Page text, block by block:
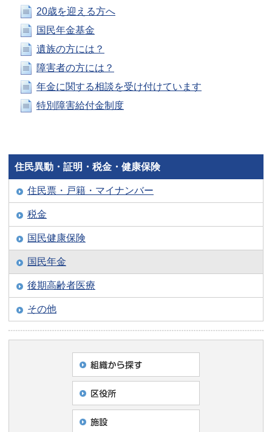
20歳を迎える方へ
国民年金基金
遺族の方には？
障害者の方には？
年金に関する相談を受け付けています
特別障害給付金制度
住民異動・証明・税金・健康保険
住民票・戸籍・マイナンバー
税金
国民健康保険
国民年金
後期高齢者医療
その他